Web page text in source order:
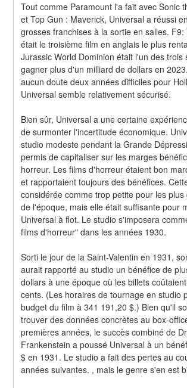
Tout comme Paramount l'a fait avec Sonic
et Top Gun : Maverick, Universal a réussi
grosses franchises à la sortie en salles.
était le troisième film en anglais le plus
Jurassic World Dominion était l'un des trois
gagner plus d'un milliard de dollars en
aucun doute deux années difficiles pour
Universal semble relativement sécurisé.
Bien sûr, Universal a une certaine
de surmonter l'incertitude économique.
studio modeste pendant la Grande
permis de capitaliser sur les marges
horreur. Les films d'horreur étaient bon
et rapportaient toujours des bénéfices.
considérée comme trop petite pour les
de l'époque, mais elle était suffisante pour
Universal à flot. Le studio s'imposera
films d'horreur" dans les années 1930.
Sorti le jour de la Saint-Valentin en 1931,
aurait rapporté au studio un bénéfice de
dollars à une époque où les billets
cents. (Les horaires de tournage en studio
budget du film à 341 191,20 $.) Bien qu'il
trouver des données concrètes au box-
premières années, le succès combiné de
Frankenstein a poussé Universal à un
$ en 1931. Le studio a fait des pertes au
années suivantes. , mais le genre s'en est